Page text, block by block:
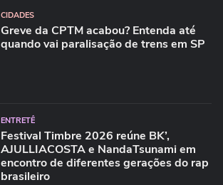
CIDADES
Greve da CPTM acabou? Entenda até
quando vai paralisação de trens em SP
ENTRETÊ
Festival Timbre 2026 reúne BK’,
AJULLIACOSTA e NandaTsunami em
encontro de diferentes gerações do rap
brasileiro